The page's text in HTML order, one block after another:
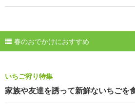
春のおでかけにおすすめ
いちご狩り特集
家族や友達を誘って新鮮ないちごを